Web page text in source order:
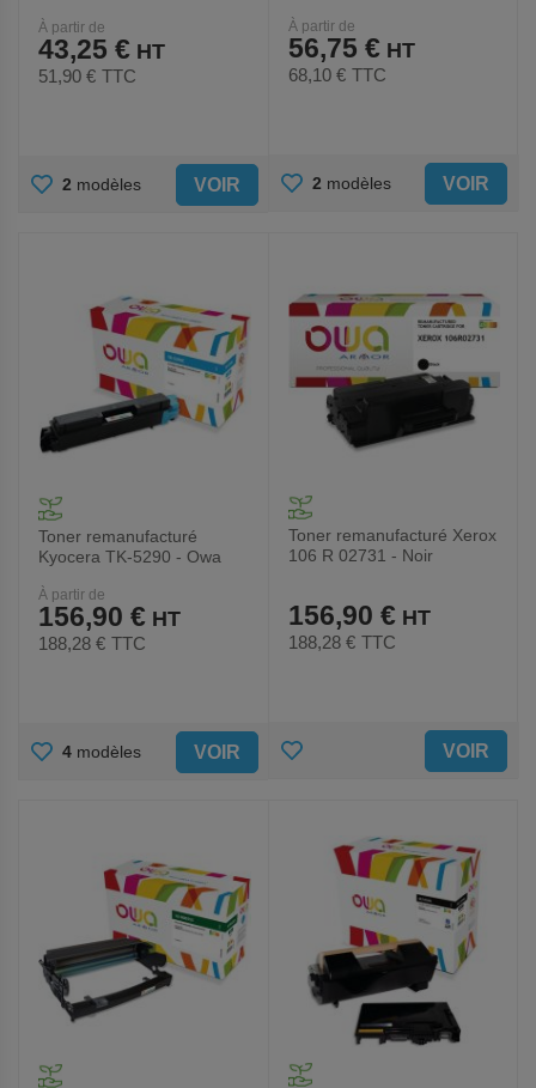
À partir de
43,25 €
51,90 € TTC
AJOUTER
2 modèles VOIR
À partir de
56,75 €
68,10 € TTC
AJOUTER
2 modèles VOIR
Toner remanufacturé
Kyocera TK-5290 - Owa
À partir de
156,90 €
188,28 € TTC
AJOUTER
4 modèles VOIR
Toner remanufacturé Xerox
106 R 02731 - Noir
156,90 €
188,28 € TTC
AJOUTER
FAVORIS
VOIR